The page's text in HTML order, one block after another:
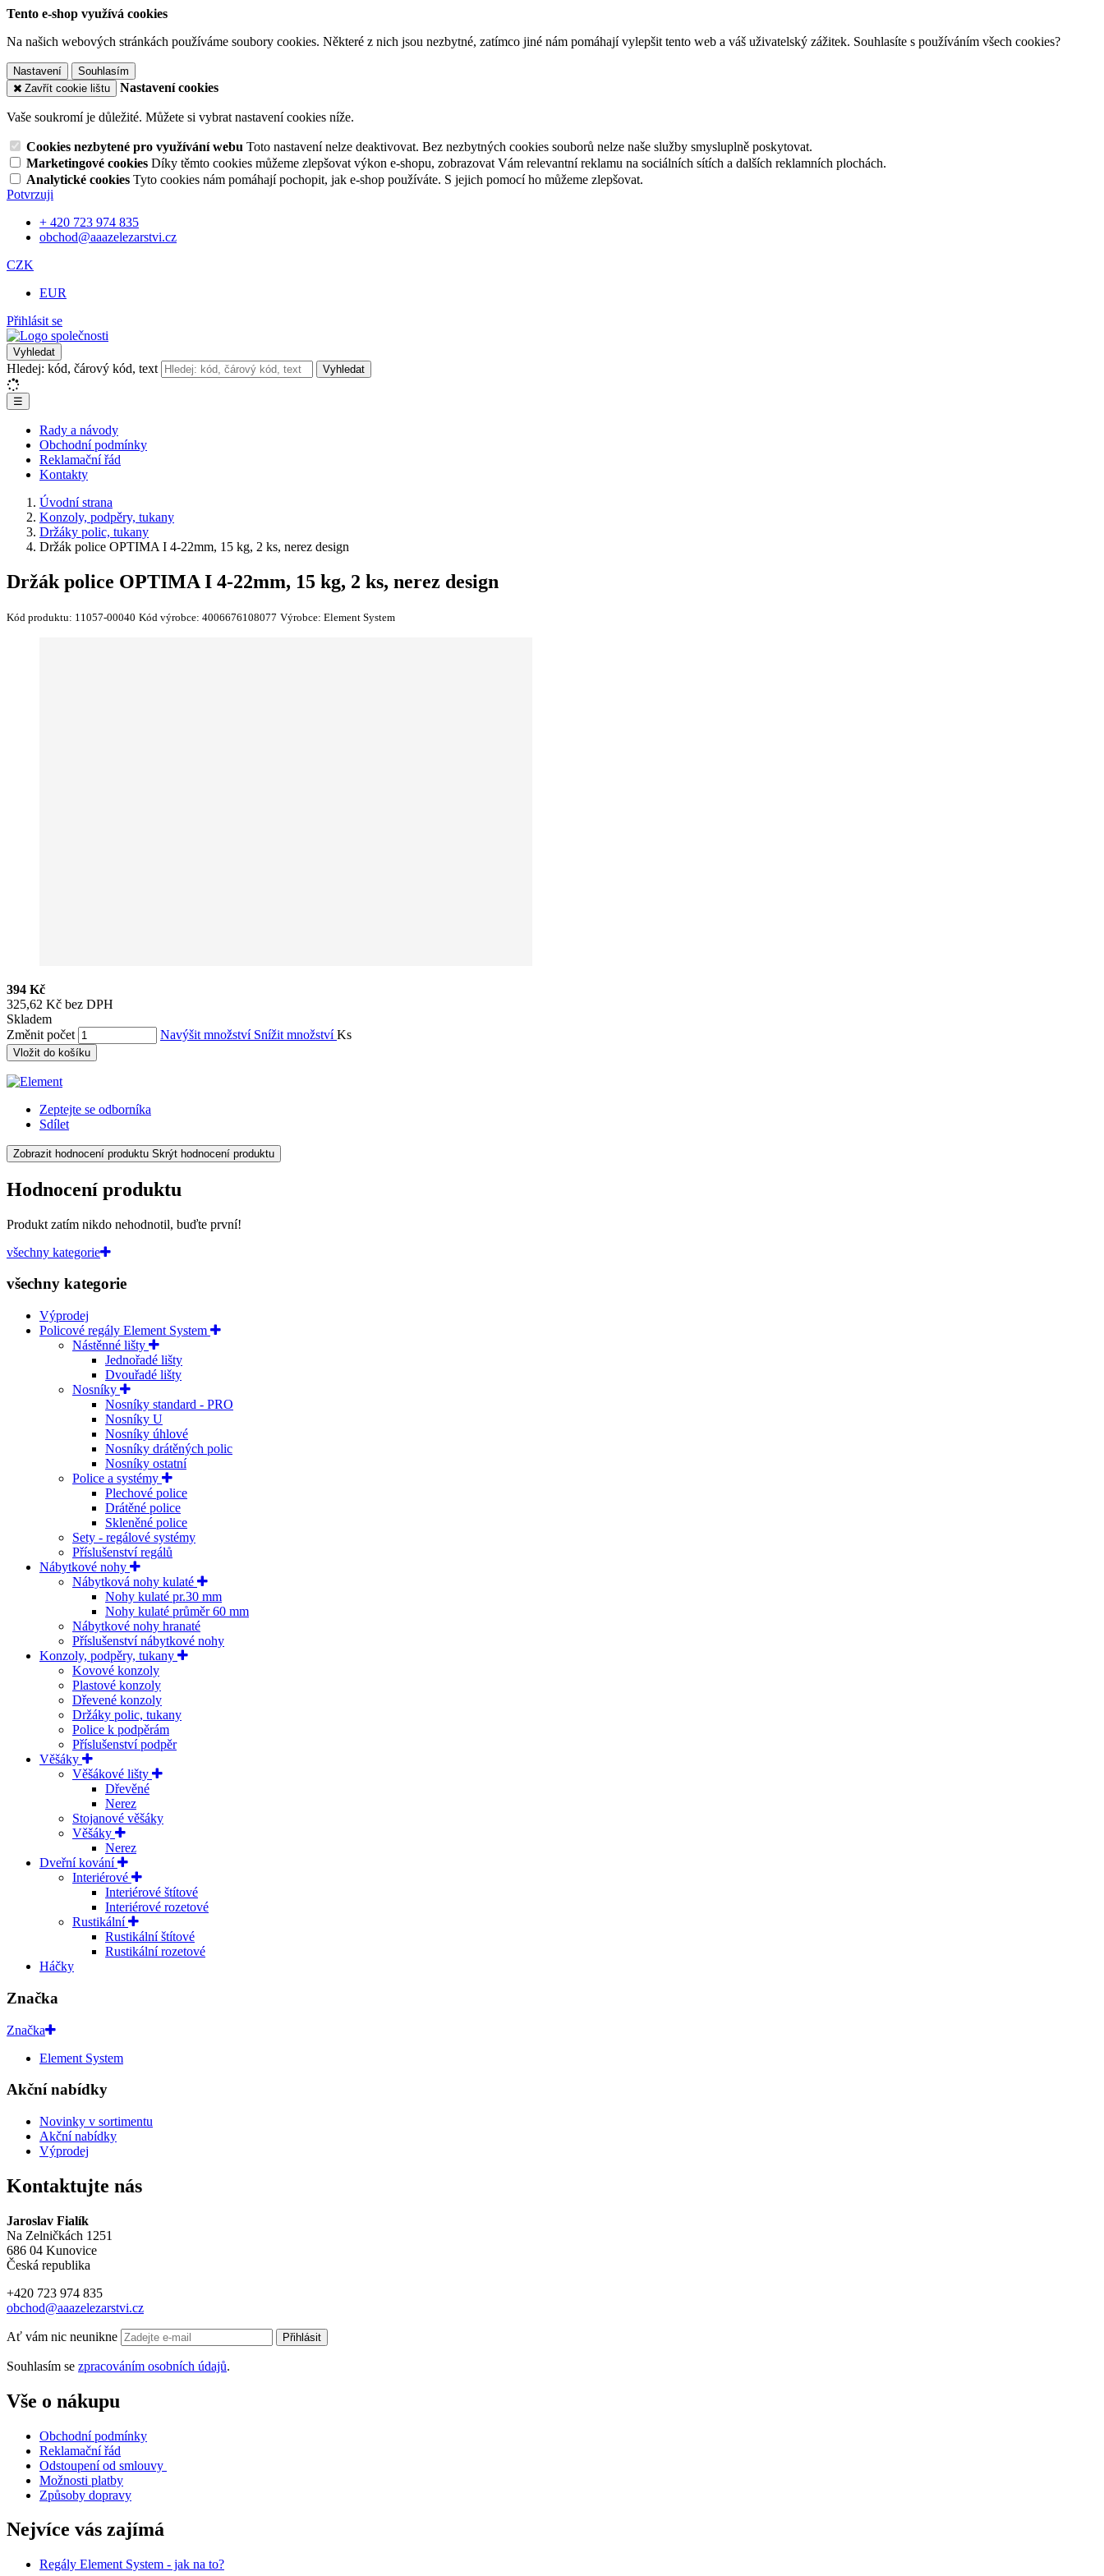
Tento e-shop využívá cookies
Na našich webových stránkách používáme soubory cookies. Některé z nich jsou nezbytné, zatímco jiné nám pomáhají vylepšit tento web a váš uživatelský zážitek. Souhlasíte s používáním všech cookies?
Nastavení
Souhlasím
Zavřít cookie lištu
Nastavení cookies
Vaše soukromí je důležité. Můžete si vybrat nastavení cookies níže.
Cookies nezbytené pro využívání webu Toto nastavení nelze deaktivovat. Bez nezbytných cookies souborů nelze naše služby smysluplně poskytovat.
Marketingové cookies Díky těmto cookies můžeme zlepšovat výkon e-shopu, zobrazovat Vám relevantní reklamu na sociálních sítích a dalších reklamních plochách.
Analytické cookies Tyto cookies nám pomáhají pochopit, jak e-shop používáte. S jejich pomocí ho můžeme zlepšovat.
Potvrzuji
+ 420 723 974 835
obchod@aaazelezarstvi.cz
CZK
EUR
Přihlásit se
Vyhledat
Hledej: kód, čárový kód, text Vyhledat
☰
Rady a návody
Obchodní podmínky
Reklamační řád
Kontakty
Úvodní strana
Konzoly, podpěry, tukany
Držáky polic, tukany
Držák police OPTIMA I 4-22mm, 15 kg, 2 ks, nerez design
Držák police OPTIMA I 4-22mm, 15 kg, 2 ks, nerez design
Kód produktu: 11057-00040 Kód výrobce: 4006676108077 Výrobce: Element System
394 Kč
325,62 Kč bez DPH
Skladem
Změnit počet
Navýšit množství Snížit množstvíKs
Vložit do košíku
Zeptejte se odborníka
Sdílet
Zobrazit hodnocení produktu Skrýt hodnocení produktu
Hodnocení produktu
Produkt zatím nikdo nehodnotil, buďte první!
všechny kategorie
všechny kategorie
Výprodej
Policové regály Element System
Nástěnné lišty
Jednořadé lišty
Dvouřadé lišty
Nosníky
Nosníky standard - PRO
Nosníky U
Nosníky úhlové
Nosníky drátěných polic
Nosníky ostatní
Police a systémy
Plechové police
Drátěné police
Skleněné police
Sety - regálové systémy
Příslušenství regálů
Nábytkové nohy
Nábytková nohy kulaté
Nohy kulaté pr.30 mm
Nohy kulaté průměr 60 mm
Nábytkové nohy hranaté
Příslušenství nábytkové nohy
Konzoly, podpěry, tukany
Kovové konzoly
Plastové konzoly
Dřevené konzoly
Držáky polic, tukany
Police k podpěrám
Příslušenství podpěr
Věšáky
Věšákové lišty
Dřevěné
Nerez
Stojanové věšáky
Věšáky
Nerez
Dveřní kování
Interiérové
Interiérové štítové
Interiérové rozetové
Rustikální
Rustikální štítové
Rustikální rozetové
Háčky
Značka
Značka
Element System
Akční nabídky
Novinky v sortimentu
Akční nabídky
Výprodej
Kontaktujte nás
Jaroslav Fialík
Na Zelničkách 1251
686 04 Kunovice
Česká republika
+420 723 974 835
obchod@aaazelezarstvi.cz
Ať vám nic neunikne Přihlásit
Souhlasím se zpracováním osobních údajů.
Vše o nákupu
Obchodní podmínky
Reklamační řád
Odstoupení od smlouvy
Možnosti platby
Způsoby dopravy
Nejvíce vás zajímá
Regály Element System - jak na to?